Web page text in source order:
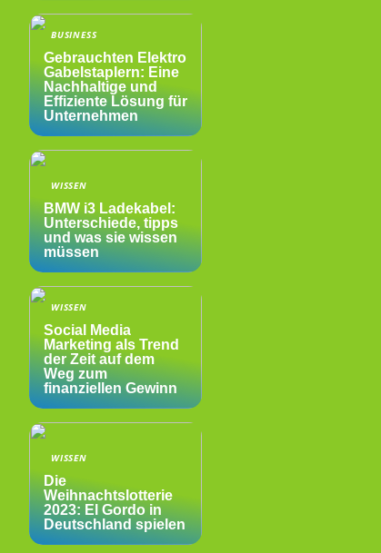
BUSINESS
Gebrauchten Elektro
Gabelstaplern: Eine
Nachhaltige und
Effiziente Lösung für
Unternehmen
WISSEN
BMW i3 Ladekabel:
Unterschiede, tipps
und was sie wissen
müssen
WISSEN
Social Media
Marketing als Trend
der Zeit auf dem
Weg zum
finanziellen Gewinn
WISSEN
Die
Weihnachtslotterie
2023: El Gordo in
Deutschland spielen